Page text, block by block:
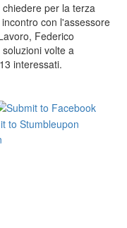
per la terza
con l'assessore
Federico
volte a
interessati.